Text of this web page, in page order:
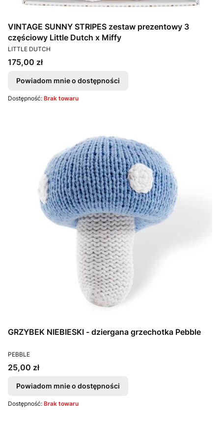
VINTAGE SUNNY STRIPES zestaw prezentowy 3
częściowy Little Dutch x Miffy
PRODUCENT
LITTLE DUTCH
Cena
175,00 zł
Powiadom mnie o dostępności
Dostępność: Brak towaru
GRZYBEK NIEBIESKI - dziergana grzechotka Pebble
PRODUCENT
PEBBLE
Cena
25,00 zł
Powiadom mnie o dostępności
Dostępność: Brak towaru